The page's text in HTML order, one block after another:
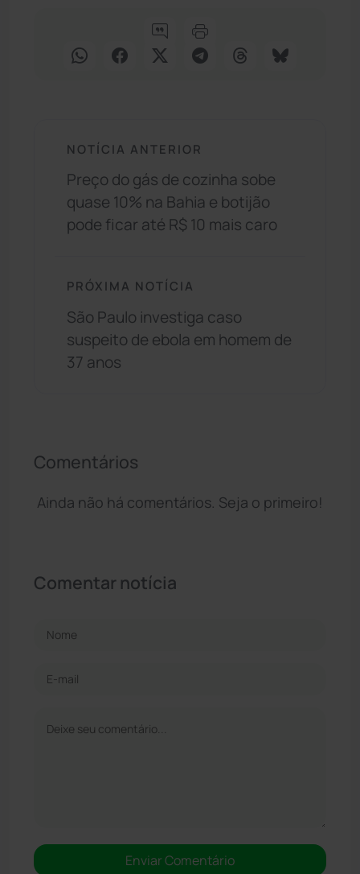
NOTÍCIA ANTERIOR
Preço do gás de cozinha sobe
quase 10% na Bahia e botijão
pode ficar até R$ 10 mais caro
PRÓXIMA NOTÍCIA
São Paulo investiga caso
suspeito de ebola em homem de
37 anos
Comentários
Ainda não há comentários. Seja o primeiro!
Comentar notícia